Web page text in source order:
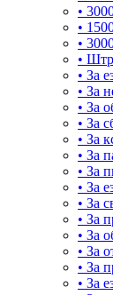
•
•
•
•
• За
• За
• За
• За
• За
• За
• За
• За
• За
• За
• За
• За
• За
• За